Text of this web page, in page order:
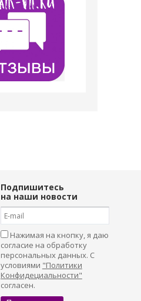
Подпишитесь
на наши новости
Нажимая на кнопку, я даю
согласие на обработку
персональных данных. С
условиями "Политики
Конфидециальности"
согласен.